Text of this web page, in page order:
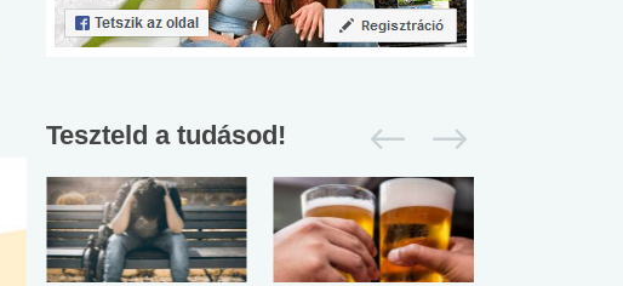
Teszteld a tudásod!